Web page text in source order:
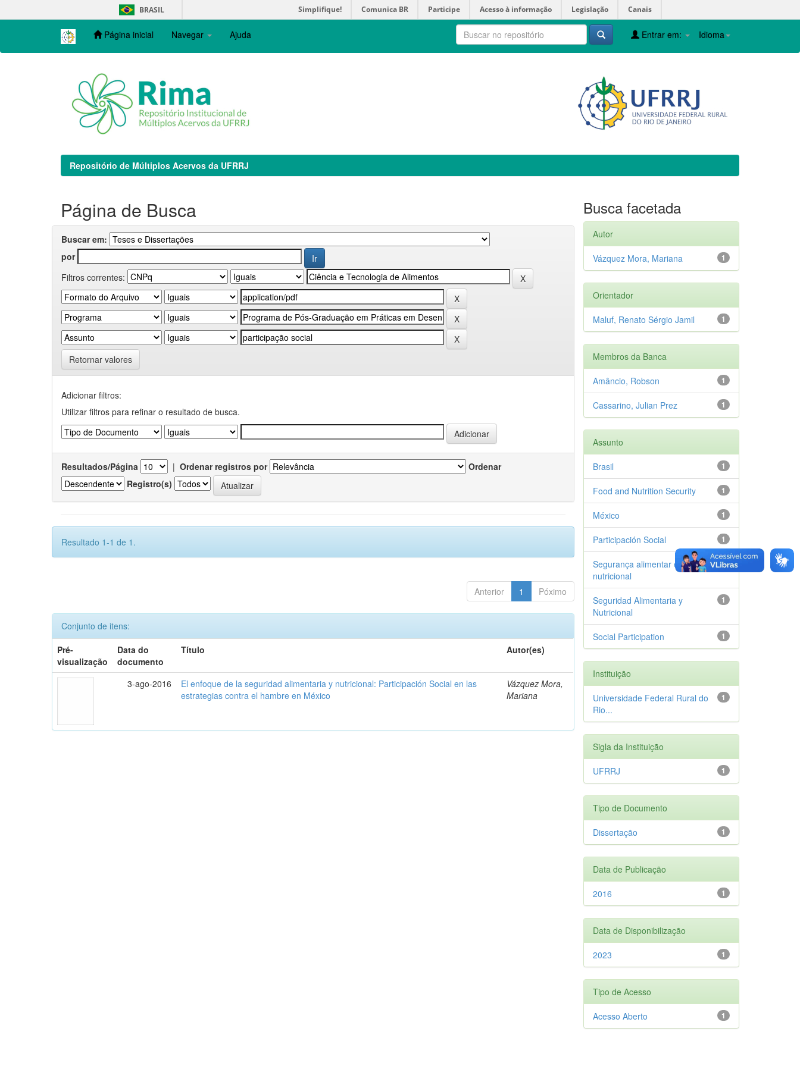
navigation
BRASIL Simplifique! Comunica BR Participe Acesso à informação Legislação Canais
Página inicial Navegar Ajuda Idioma
Entrar em:
Repositório de Múltiplos Acervos da UFRRJ
Página de Busca
Buscar em:
por
Filtros correntes:
Retornar valores
Adicionar filtros:
Utilizar filtros para refinar o resultado de busca.
Resultados/Página | Ordenar registros por
Ordenar
Registro(s)
Resultado 1-1 de 1.
Anterior 1 Póximo
Conjunto de itens:
Pré-
visualização
Data do
documento
Título Autor(es)
3-ago-2016
El enfoque de la seguridad alimentaria y nutricional: Participación Social en las
estrategias contra el hambre en México
Vázquez Mora,
Mariana
Busca facetada
Autor
1
Vázquez Mora, Mariana
Orientador
1
Maluf, Renato Sérgio Jamil
Membros da Banca
1
Amâncio, Robson
1
Cassarino, Julian Prez
Assunto
1
Brasil
1
Food and Nutrition Security
1
México
1
Participación Social
1
Segurança alimentar e
nutricional
1
Seguridad Alimentaria y
Nutricional
1
Social Participation
Instituição
1
Universidade Federal Rural do
Rio...
Sigla da Instituição
1
UFRRJ
Tipo de Documento
1
Dissertação
Data de Publicação
1
2016
Data de Disponibilização
1
2023
Tipo de Acesso
1
Acesso Aberto